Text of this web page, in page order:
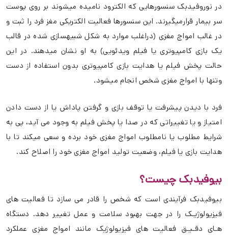
در نوروفیدبک سنسورهایی که الکترود نامیده میشوند بر روی پوست
سر بیمار قرارمیگیرند. این سنسورها فعالیت الکتریکی مغز فرد را ثبت و
در غالب امواج مغزی (دراغلب موارد به شکل شبیهسازی شده در قالب
یک بازی کامپیوتری یا فیلم ویدئویی) به او نشان میدهند. در این
حالت پخش فیلم یا هدایت بازی کامپیوتری بدون استفاده از دست
وتنها با امواج مغزی شخص انجام میشود.
فرد با دیدن پیشرفت یا توقف بازی و گرفتن پاداش یا از دست دادن
امتیاز و یا تغییراتی که در صدا یا پخش فیلم به وجود می آید، پی به
شرایط مطلوب یا نامطلوب امواج مغزی خود برده و سعی میکند تا با
هدایت بازی یا فیلم، وضعیت تولید امواج مغزی خود را اصلاح کند.
بیوفیدبک چیست؟
بیوفیدبک فرآیندی است که شخص را قادر می سازد تا فعالیت های
فیزیولوژیـک را در جهت بهبود سلامت و عمل تغییر دهد. دستگاه
هـای دقـیـق فعالیت های فیزیولوژیک مانند امواج مغزی عملکرد